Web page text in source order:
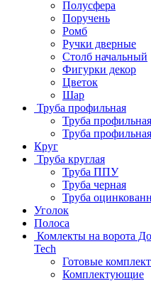
Полусфера
Поручень
Ромб
Ручки дверные
Столб начальный
Фигурки декор
Цветок
Шар
Труба профильная
Труба
Труба
Круг
Труба круглая
Труба ППУ
Труба черная
Труба
Уголок
Полоса
Комлекты на ворота
Tech
Готовые
Комплектующие